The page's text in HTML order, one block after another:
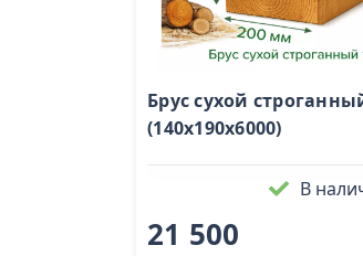
Брус сухой
(140х190х6000)
В
21 500